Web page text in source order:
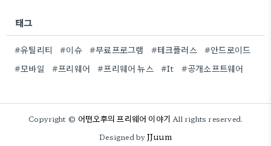
태그
#유틸리티 #이슈 #무료프로그램 #테크플러스
#안드로이드
#모바일
#프리웨어 #프리웨어 뉴스 #It #공개소프트웨어
Copyright © 어떤오후의 프리웨어 이야기 All rights reserved.
Designed byJJuum